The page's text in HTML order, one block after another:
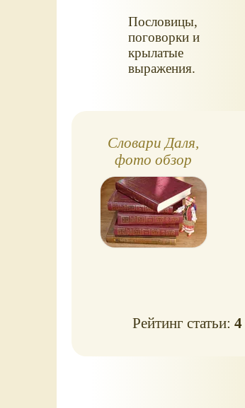
Пословицы,
поговорки и
крылатые
выражения.
Словари Даля,
фото обзор
Рейтинг статьи:4